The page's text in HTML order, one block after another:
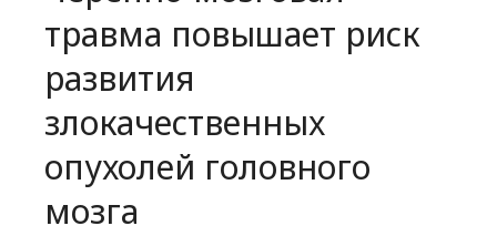
Происшествия
травма повышает риск
развития
злокачественных
опухолей головного
мозга